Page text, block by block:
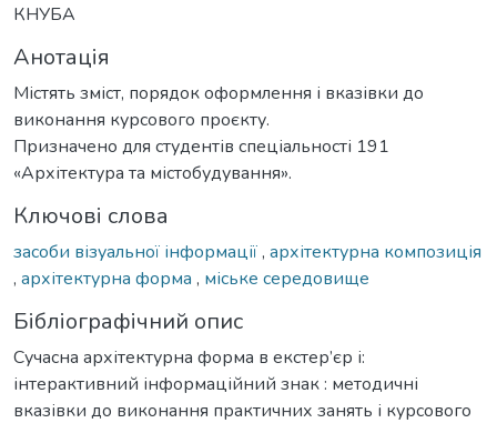
КНУБА
Анотація
Містять зміст, порядок оформлення і вказівки до
виконання курсового проєкту.
Призначено для студентів спеціальності 191
«Архітектура та містобудування».
Ключові слова
засоби візуальної інформації, архітектурна композиція
, архітектурна форма , міське середовище
Бібліографічний опис
Сучасна архітектурна форма в екстер’єр і:
інтерактивний інформаційний знак : методичні
вказівки до виконання практичних занять і курсового